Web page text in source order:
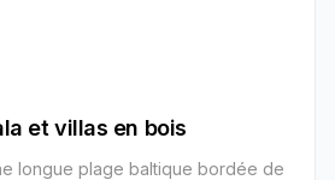
et villas en bois
longue plage baltique bordée de